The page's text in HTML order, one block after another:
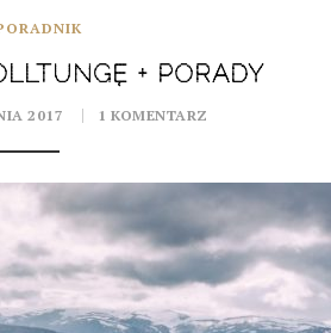
+ PORADY
2017 1 KOMENTARZ